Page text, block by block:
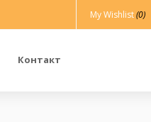
My Wishlist(0)
Контакт